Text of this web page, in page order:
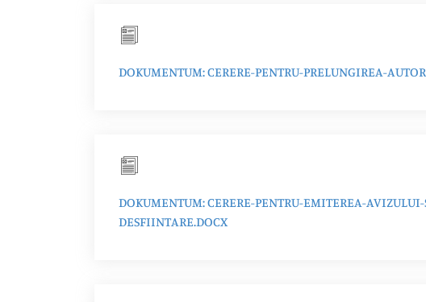
DOKUMENTUM: CERERE-PENTRU-PRELUNGIREA-
DOKUMENTUM: CERERE-PENTRU-EMITEREA-
DESFIINTARE.DOCX